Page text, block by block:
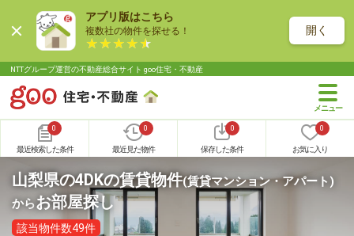
アプリ版はこちら
複数社の物件を探せる！ 開く
NTTグループ運営の不動産総合サイト goo住宅・不動産
0
最近検索した条件
0
最近見た物件
0
保存した条件
0
お気に入り
山梨県の4DKの賃貸物件(賃貸マンション・アパート)
からお部屋探し
該当物件数49件